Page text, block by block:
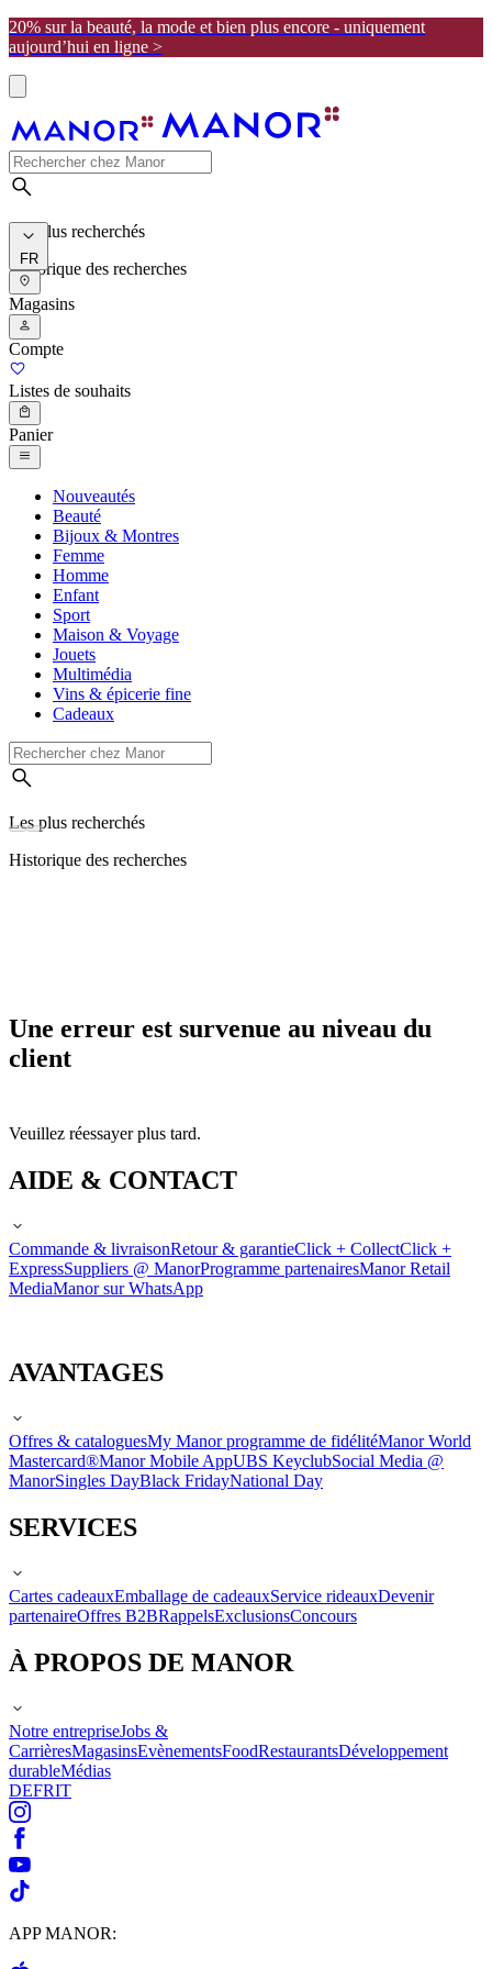
20% sur la beauté, la mode et bien plus encore - uniquement
aujourd’hui en ligne >
Les plus recherchés
Historique des recherches
FR
Magasins
Compte
Listes de souhaits
Panier
Nouveautés
Beauté
Bijoux & Montres
Femme
Homme
Enfant
Sport
Maison & Voyage
Jouets
Multimédia
Vins & épicerie fine
Cadeaux
Les plus recherchés
Historique des recherches
Une erreur est survenue au niveau du
client
Veuillez réessayer plus tard.
AIDE & CONTACT
Commande & livraisonRetour & garantieClick + CollectClick +
ExpressSuppliers @ ManorProgramme partenairesManor Retail
MediaManor sur WhatsApp
AVANTAGES
Offres & cataloguesMy Manor programme de fidélitéManor World
Mastercard®Manor Mobile AppUBS KeyclubSocial Media @
ManorSingles DayBlack FridayNational Day
SERVICES
Cartes cadeauxEmballage de cadeauxService rideauxDevenir
partenaireOffres B2BRappelsExclusionsConcours
À PROPOS DE MANOR
Notre entrepriseJobs &
CarrièresMagasinsEvènementsFoodRestaurantsDéveloppement
durableMédias
DEFRIT
APP MANOR: